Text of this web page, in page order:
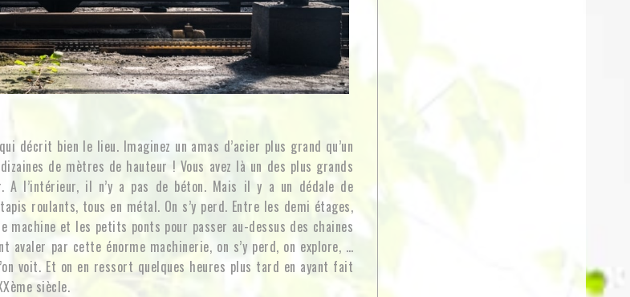
décrit bien le lieu. Imaginez un amas d’acier plus grand qu’un
de mètres de hauteur ! Vous avez là un des plus grands
A l’intérieur, il n’y a pas de béton. Mais il y a un dédale de
roulants, tous en métal. On s’y perd. Entre les demi étages,
machine et les petits ponts pour passer au-dessus des chaines
par cette énorme machinerie, on s’y perd, on explore, …
voit. Et on en ressort quelques heures plus tard en ayant fait
siècle.